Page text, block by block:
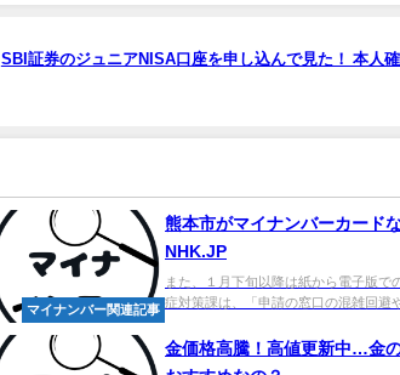
SBI証券のジュニアNISA口座を申し込んで見た！ 本人
マイナンバー関連記事
熊本市がマイナンバーカード
NHK.JP
また、１月下旬以降は紙から電子版で
症対策課は、「申請の窓口の混雑回避
金価格高騰！高値更新中…金